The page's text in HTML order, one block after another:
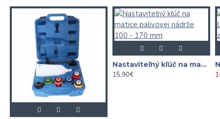
Nastaviteľný kľúč na matice palivovej nádrže 100 - 170 mm
15,90€